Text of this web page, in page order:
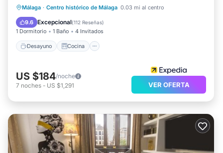
Málaga · Centro histórico de Málaga 0.03 mi al centro
9.6 Excepcional(112 Reseñas)
1 Dormitorio 1 Baño 4 Invitados
Desayuno Cocina
Desayuno
Cocina
Aire acondicionado
US $184/noche
7 noches - US $1,291 VER OFERTA